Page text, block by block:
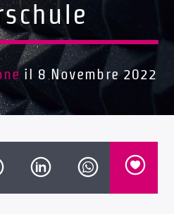
il 8 Novembre 2022